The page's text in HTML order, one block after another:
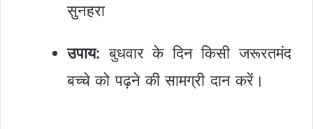
सुनहरा
उपाय: बुधवार के दिन किसी जरूरतमंद
बच्चे को पढ़ने की सामग्री दान करें।